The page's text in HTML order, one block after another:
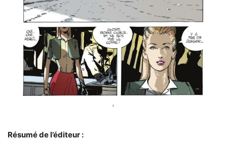
Résumé de l’éditeur :